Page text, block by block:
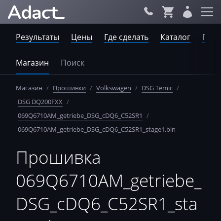
Результаты Цены Где сделать Каталог
Магазин Поиск
Магазин / Прошивки / Volkswagen / DSG Temic /
DSG DQ200FXX /
069Q6710AM_getriebe_DSG_cDQ6_C52SR1 /
069Q6710AM_getriebe_DSG_cDQ6_C52SR1_stage1.bin
Прошивка
069Q6710AM_getriebe_
DSG_cDQ6_C52SR1_sta